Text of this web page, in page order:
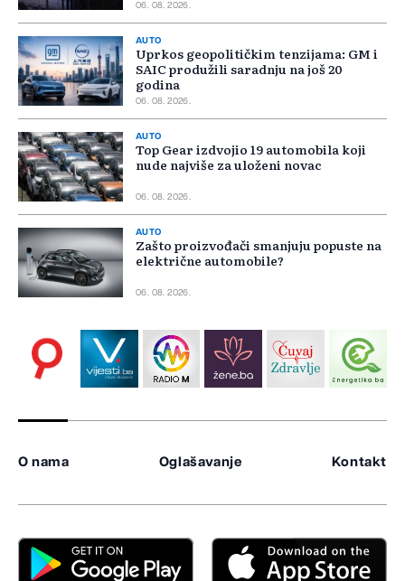
06. 08. 2026.
AUTO
Uprkos geopolitičkim tenzijama: GM i
SAIC produžili saradnju na još 20
godina
06. 08. 2026.
AUTO
Top Gear izdvojio 19 automobila koji
nude najviše za uloženi novac
06. 08. 2026.
AUTO
Zašto proizvođači smanjuju popuste na
električne automobile?
06. 08. 2026.
O nama Oglašavanje Kontakt